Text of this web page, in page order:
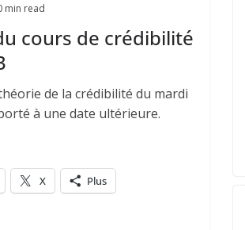
min read
cours de crédibilité
de la crédibilité du mardi
à une date ultérieure.
X Plus